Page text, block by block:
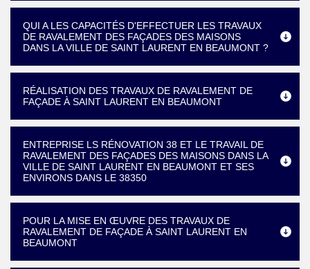
QUI A LES CAPACITÉS D'EFFECTUER LES TRAVAUX
DE RAVALEMENT DES FAÇADES DES MAISONS
DANS LA VILLE DE SAINT LAURENT EN BEAUMONT ?
RÉALISATION DES TRAVAUX DE RAVALEMENT DE
FAÇADE À SAINT LAURENT EN BEAUMONT
ENTREPRISE LS RÉNOVATION 38 ET LE TRAVAIL DE
RAVALEMENT DES FAÇADES DES MAISONS DANS LA
VILLE DE SAINT LAURENT EN BEAUMONT ET SES
ENVIRONS DANS LE 38350
POUR LA MISE EN ŒUVRE DES TRAVAUX DE
RAVALEMENT DE FAÇADE À SAINT LAURENT EN
BEAUMONT